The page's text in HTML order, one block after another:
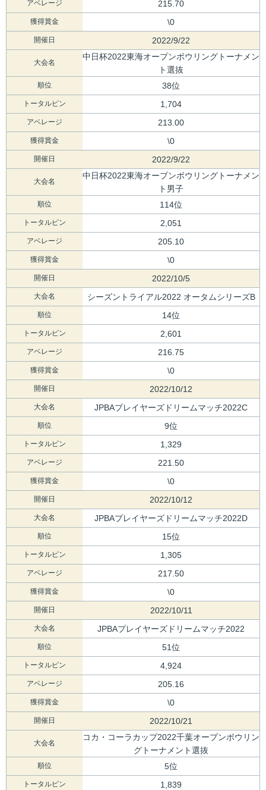
アベレージ 215.70
獲得賞金 \0
開催日 2022/9/22
大会名
中日杯2022東海オープンボウリングトーナメン
ト選抜
順位 38位
トータルピン 1,704
アベレージ 213.00
獲得賞金 \0
開催日 2022/9/22
大会名
中日杯2022東海オープンボウリングトーナメン
ト男子
順位 114位
トータルピン 2,051
アベレージ 205.10
獲得賞金 \0
開催日 2022/10/5
大会名 シーズントライアル2022 オータムシリーズB
順位 14位
トータルピン 2,601
アベレージ 216.75
獲得賞金 \0
開催日 2022/10/12
大会名 JPBAプレイヤーズドリームマッチ2022C
順位 9位
トータルピン 1,329
アベレージ 221.50
獲得賞金 \0
開催日 2022/10/12
大会名 JPBAプレイヤーズドリームマッチ2022D
順位 15位
トータルピン 1,305
アベレージ 217.50
獲得賞金 \0
開催日 2022/10/11
大会名 JPBAプレイヤーズドリームマッチ2022
順位 51位
トータルピン 4,924
アベレージ 205.16
獲得賞金 \0
開催日 2022/10/21
大会名
コカ・コーラカップ2022千葉オープンボウリン
グトーナメント選抜
順位 5位
トータルピン 1,839